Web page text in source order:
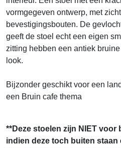
vormgegeven ontwerp, met
bevestigingsbouten. De
geeft de stoel echt een eigen
zitting hebben een antiek
look.
Bijzonder geschikt voor een
een Bruin cafe thema
**Deze stoelen zijn NIET
indien deze toch buiten staan